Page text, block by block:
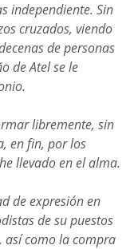
independiente. Sin
cruzados, viendo
de personas
de Atel se le
libremente, sin
en fin, por los
llevado en el alma.
de expresión en
de su puestos
así como la compra